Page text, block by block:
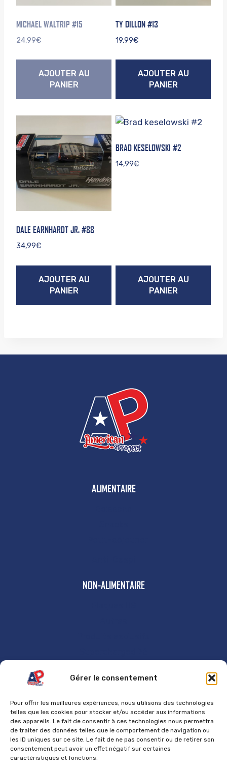
Gérer le consentement
Pour offrir les meilleures expériences, nous utilisons des technologies
telles que les cookies pour stocker et/ou accéder aux informations
des appareils. Le fait de consentir à ces technologies nous permettra
de traiter des données telles que le comportement de navigation ou
les ID uniques sur ce site. Le fait de ne pas consentir ou de retirer son
consentement peut avoir un effet négatif sur certaines
caractéristiques et fonctions.
MICHAEL WALTRIP #15
24,99€
AJOUTER AU
PANIER
TY DILLON #13
19,99€
AJOUTER AU
PANIER
DALE EARNHARDT JR. #88
34,99€
AJOUTER AU
PANIER
BRAD KESELOWSKI #2
14,99€
AJOUTER AU
PANIER
ALIMENTAIRE
NON-ALIMENTAIRE
GÉNÉRAL
Contact
Mentions Légales
Politique de cookies
Politique de confidentialité